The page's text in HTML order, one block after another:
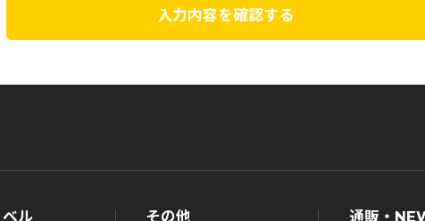
入力内容を確認する
ル その他 通販・